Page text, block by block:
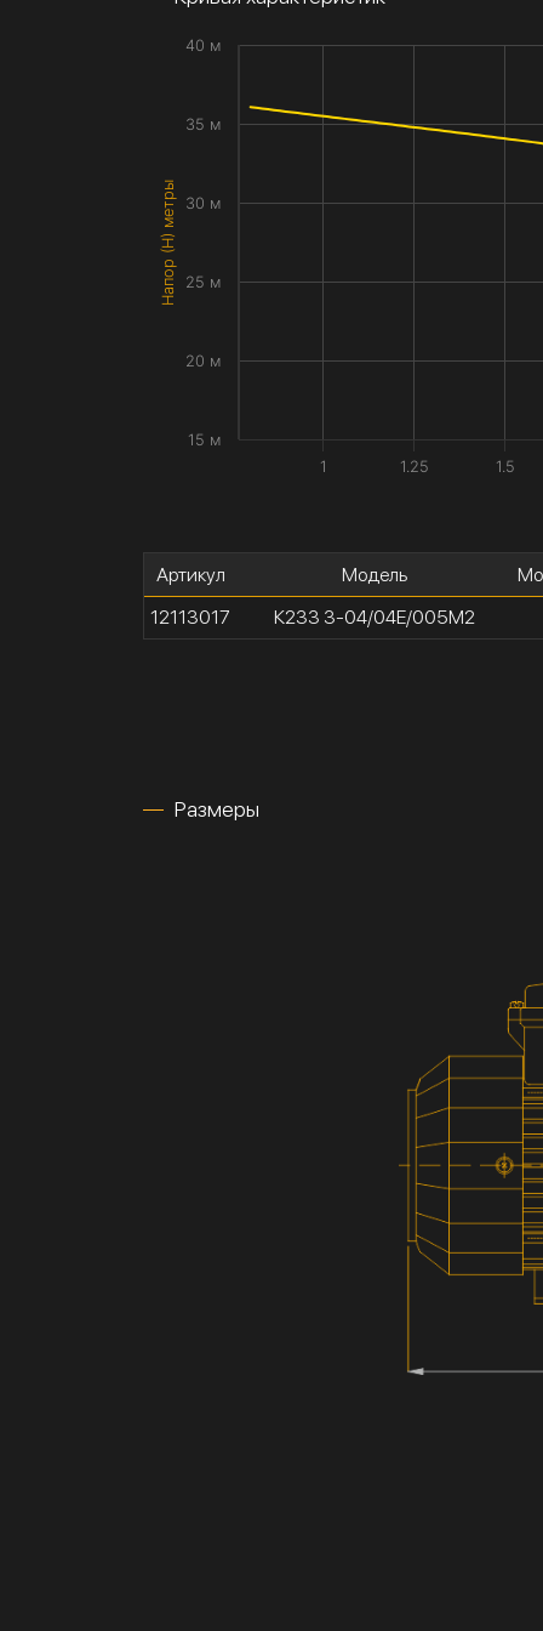
Напор (H) метры
1 1.25 1.5
15 м
20 м
25 м
30 м
35 м
40 м
Артикул
12113017
Модель
К233 3-04/04Е/005М2
Размеры